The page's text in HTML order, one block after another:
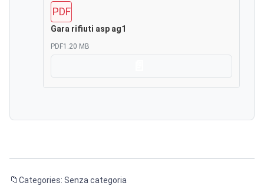
PDF
Gara rifiuti asp ag1
PDF1.20 MB
Categories: Senza categoria